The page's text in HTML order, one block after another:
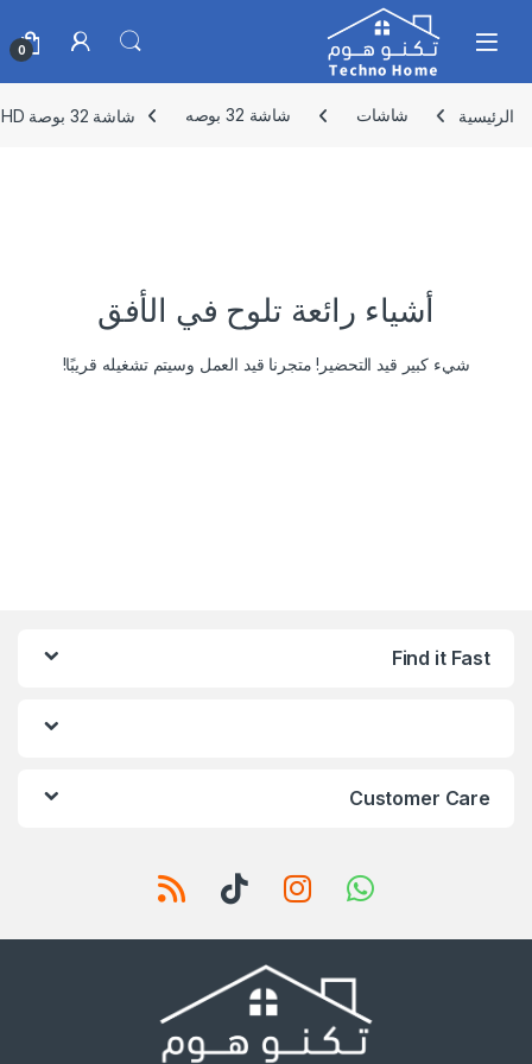
Skip to navigation
Skip to content
0
الرئيسية شاشات شاشة 32 بوصه شاشة 32 بوصة MTC – MTCHD32NK24 HD
أشياء رائعة تلوح في الأفق
شيء كبير قيد التحضير! متجرنا قيد العمل وسيتم تشغيله قريبًا!
Find it Fast
Customer Care